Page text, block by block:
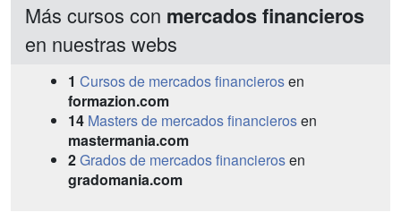
Más cursos con mercados financieros
en nuestras webs
1 Cursos de mercados financierosen
formazion.com
14 Masters de mercados financierosen
mastermania.com
2Grados de mercados financierosen
gradomania.com